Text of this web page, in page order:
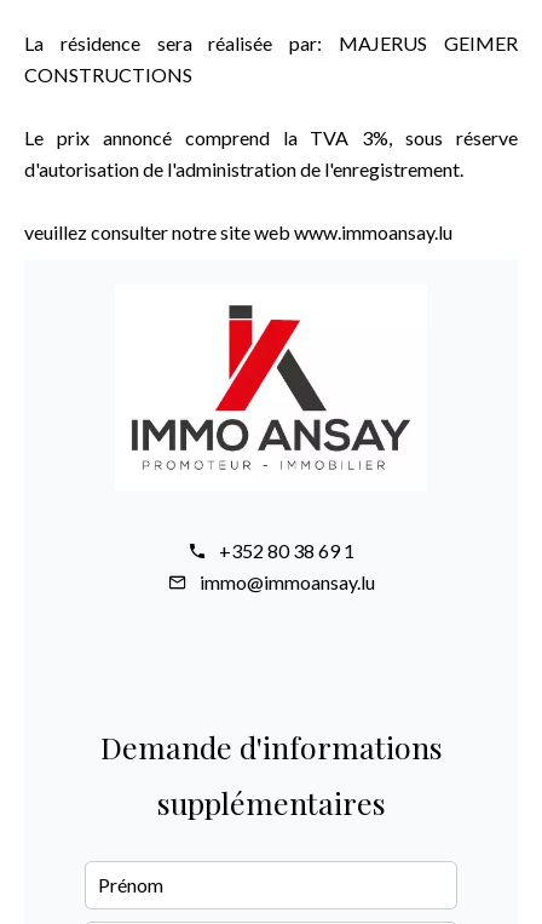
La résidence sera réalisée par: MAJERUS GEIMER
CONSTRUCTIONS
Le prix annoncé comprend la TVA 3%, sous réserve
d'autorisation de l'administration de l'enregistrement.
veuillez consulter notre site web www.immoansay.lu
+352 80 38 69 1
immo@immoansay.lu
Demande d'informations
supplémentaires